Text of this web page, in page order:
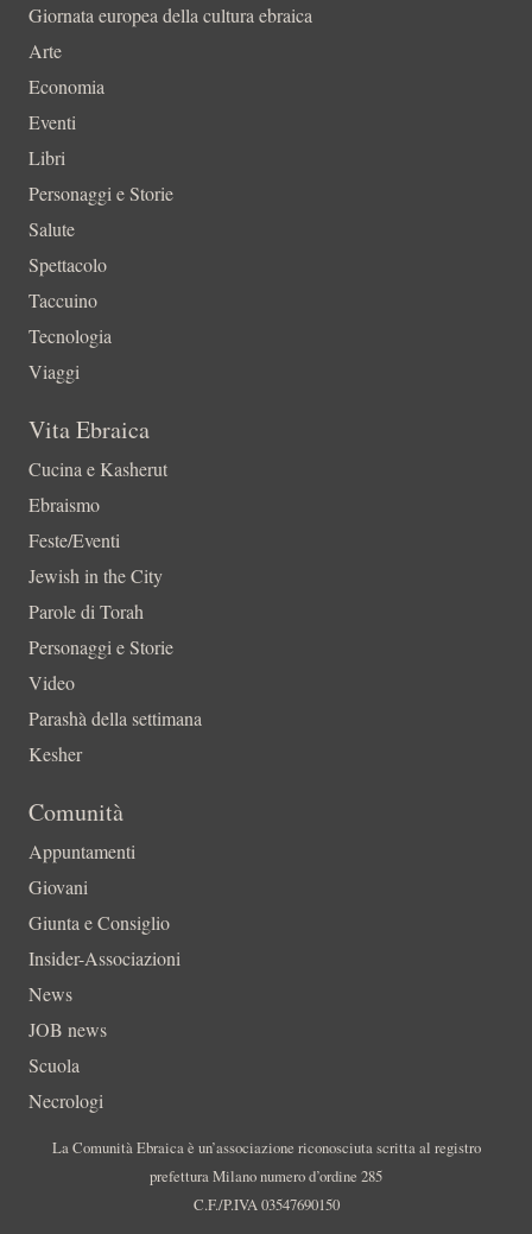
Giornata europea della cultura ebraica
Arte
Economia
Eventi
Libri
Personaggi e Storie
Salute
Spettacolo
Taccuino
Tecnologia
Viaggi
Vita Ebraica
Cucina e Kasherut
Ebraismo
Feste/Eventi
Jewish in the City
Parole di Torah
Personaggi e Storie
Video
Parashà della settimana
Kesher
Comunità
Appuntamenti
Giovani
Giunta e Consiglio
Insider-Associazioni
News
JOB news
Scuola
Necrologi
La Comunità Ebraica è un’associazione riconosciuta scritta al registro
prefettura Milano numero d’ordine 285
C.F./P.IVA 03547690150